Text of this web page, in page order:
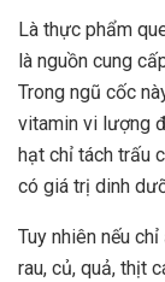
Là thực phẩm
là nguồn cung
Trong ngũ cốc
vitamin vi lượng
hạt chỉ tách trấu
có giá trị dinh
Tuy nhiên nếu
rau, củ, quả, thịt